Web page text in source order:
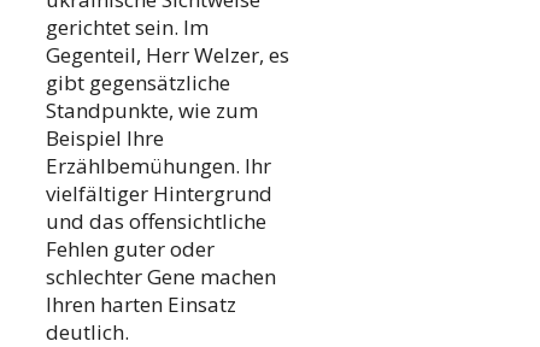
gerichtet sein. Im
Gegenteil, Herr Welzer, es
gibt gegensätzliche
Standpunkte, wie zum
Beispiel Ihre
Erzählbemühungen. Ihr
vielfältiger Hintergrund
und das offensichtliche
Fehlen guter oder
schlechter Gene machen
Ihren harten Einsatz
deutlich.